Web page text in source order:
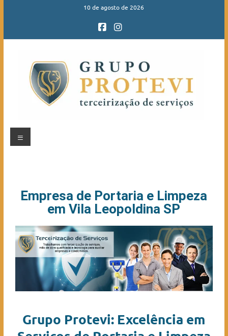
10 de agosto de 2026
Empresa de Portaria e Limpeza
em Vila Leopoldina SP
Grupo Protevi: Excelência em